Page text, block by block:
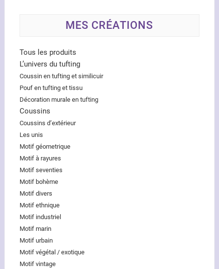
MES CRÉATIONS
Tous les produits
L’univers du tufting
Coussin en tufting et similicuir
Pouf en tufting et tissu
Décoration murale en tufting
Coussins
Coussins d’extérieur
Les unis
Motif géometrique
Motif à rayures
Motif seventies
Motif bohème
Motif divers
Motif ethnique
Motif industriel
Motif marin
Motif urbain
Motif végétal / exotique
Motif vintage